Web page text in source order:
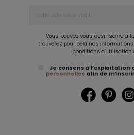
Vous pouvez vous désinscrire à
trouverez pour cela nos
conditions d'utilisation
Je consens à l’exploitation
personnelles afin de
Facebook